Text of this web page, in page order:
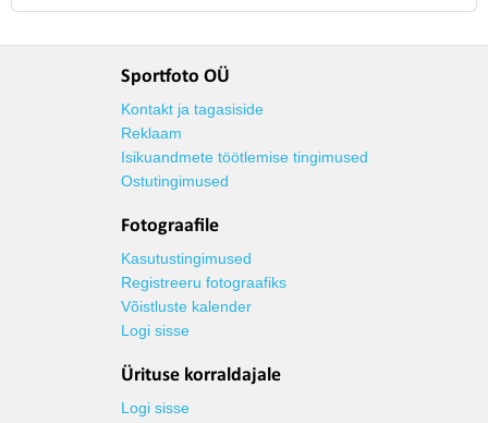
Sportfoto OÜ
Kontakt ja tagasiside
Reklaam
Isikuandmete töötlemise tingimused
Ostutingimused
Fotograafile
Kasutustingimused
Registreeru fotograafiks
Võistluste kalender
Logi sisse
Ürituse korraldajale
Logi sisse